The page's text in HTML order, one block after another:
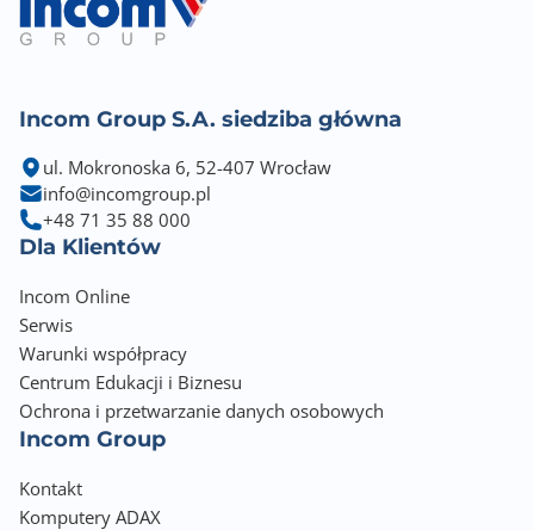
Incom Group S.A. siedziba główna
ul. Mokronoska 6, 52-407 Wrocław
info@incomgroup.pl
+48 71 35 88 000
Dla Klientów
Incom Online
Serwis
Warunki współpracy
Centrum Edukacji i Biznesu
Ochrona i przetwarzanie danych osobowych
Incom Group
Kontakt
Komputery ADAX